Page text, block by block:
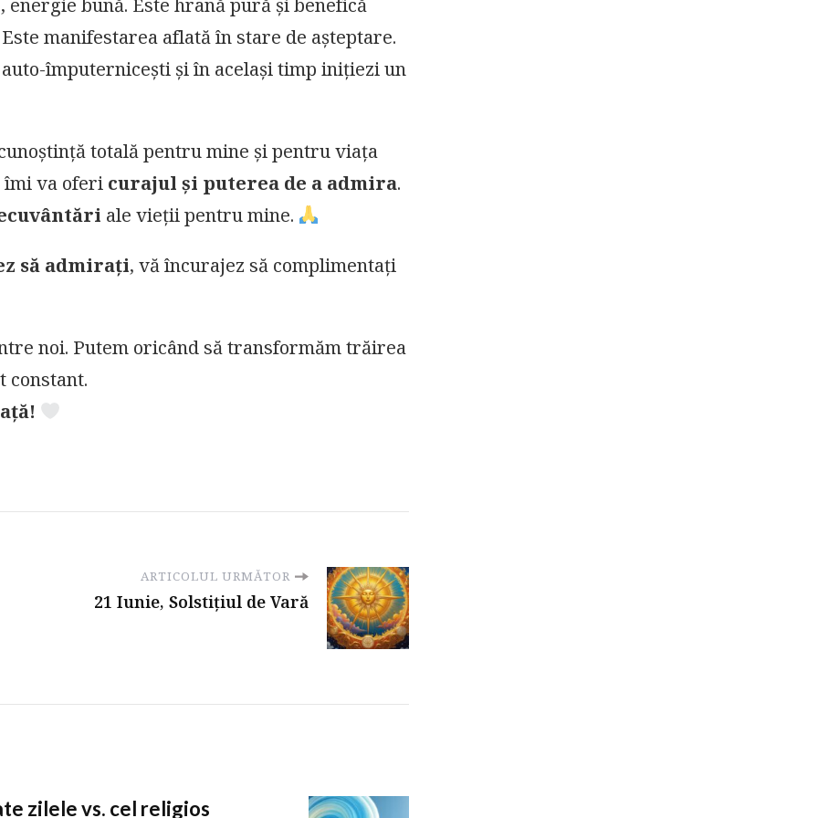
bună. Este hrană pură și benefică
manifestarea aflată în stare de așteptare.
împuternicești și în același timp inițiezi un
totală pentru mine și pentru viața
îmi va oferi curajul și puterea de a admira.
ale vieții pentru mine.
să admirați, vă încurajez să complimentați
noi. Putem oricând să transformăm trăirea
constant.
ARTICOLUL URMĂTOR
21 Iunie, Solstițiul de Vară
zilele vs. cel religios